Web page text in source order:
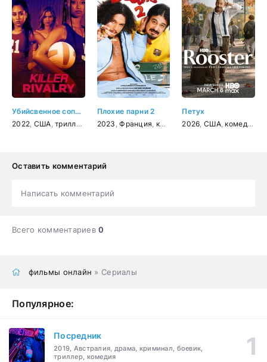
Убийсвенное соперничество
2022 США ,триллер детектив
Плохие парни 2
2023 ,Франция комедия
Петух
2026 США, комедия
Оставить комментарий
Написать комментарий
Всего комментариев0
фильмы онлайн » Сериалы
Популярное:
Посредник
2019, Австралия, драма, криминал, боевик,
триллер, комедия